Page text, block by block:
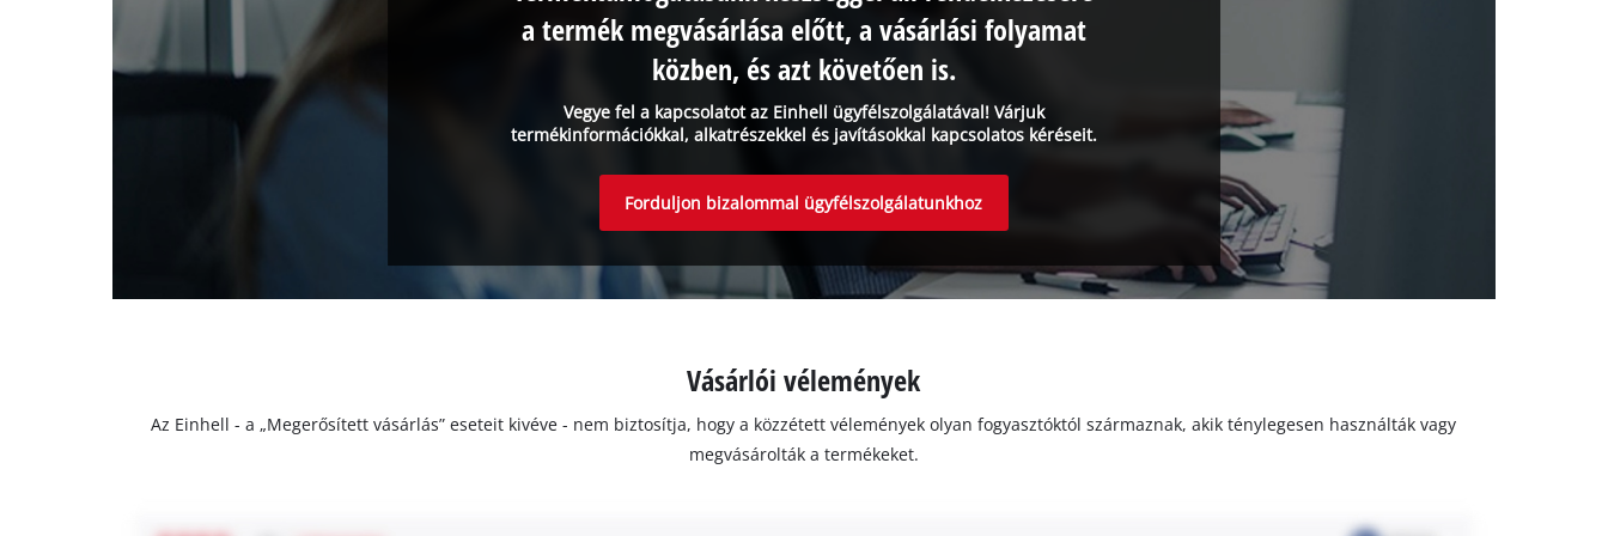
Vegye fel a kapcsolatot az Einhell ügyfélszolgálatával! Várjuk
termékinformációkkal, alkatrészekkel és javításokkal kapcsolatos kéréseit.
a termék megvásárlása előtt, a vásárlási folyamat
közben, és azt követően is.
Forduljon bizalommal ügyfélszolgálatunkhoz
Vásárlói vélemények
Az Einhell - a „Megerősített vásárlás” eseteit kivéve - nem biztosítja, hogy a közzétett vélemények olyan fogyasztóktól származnak, akik ténylegesen használták vagy
megvásárolták a termékeket.